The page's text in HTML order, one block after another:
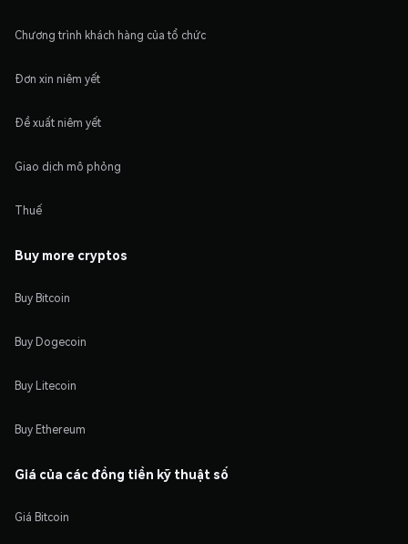
Chương trình khách hàng của tổ chức
Đơn xin niêm yết
Đề xuất niêm yết
Giao dịch mô phỏng
Thuế
Buy more cryptos
Buy Bitcoin
Buy Dogecoin
Buy Litecoin
Buy Ethereum
Giá của các đồng tiền kỹ thuật số
Giá Bitcoin